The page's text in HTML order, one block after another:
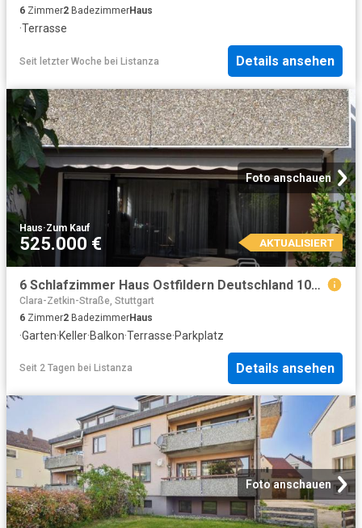
6 Zimmer2 BadezimmerHaus
·Terrasse
Seit letzter Woche bei Listanza Details ansehen
Foto anschauen
Haus·Zum Kauf
525.000 € AKTUALISIERT
6 Schlafzimmer Haus Ostfildern Deutschland 104804775
Clara-Zetkin-Straße, Stuttgart
6 Zimmer2 BadezimmerHaus
·Garten·Keller·Balkon·Terrasse·Parkplatz
Seit 2 Tagen bei Listanza Details ansehen
Foto anschauen